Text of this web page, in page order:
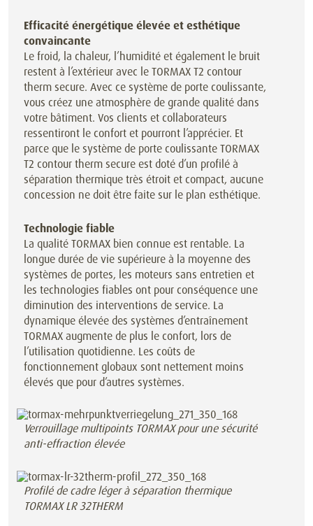
Efficacité énergétique élevée et esthétique
convaincante
Le froid, la chaleur, l’humidité et également le bruit
restent à l’extérieur avec le TORMAX T2 contour
therm secure. Avec ce système de porte coulissante,
vous créez une atmosphère de grande qualité dans
votre bâtiment. Vos clients et collaborateurs
ressentiront le confort et pourront l’apprécier. Et
parce que le système de porte coulissante TORMAX
T2 contour therm secure est doté d’un profilé à
séparation thermique très étroit et compact, aucune
concession ne doit être faite sur le plan esthétique.
Technologie fiable
La qualité TORMAX bien connue est rentable. La
longue durée de vie supérieure à la moyenne des
systèmes de portes, les moteurs sans entretien et
les technologies fiables ont pour conséquence une
diminution des interventions de service. La
dynamique élevée des systèmes d’entraînement
TORMAX augmente de plus le confort, lors de
l’utilisation quotidienne. Les coûts de
fonctionnement globaux sont nettement moins
élevés que pour d’autres systèmes.
Verrouillage multipoints TORMAX pour une sécurité
anti-effraction élevée
Profilé de cadre léger à séparation thermique
TORMAX LR 32THERM